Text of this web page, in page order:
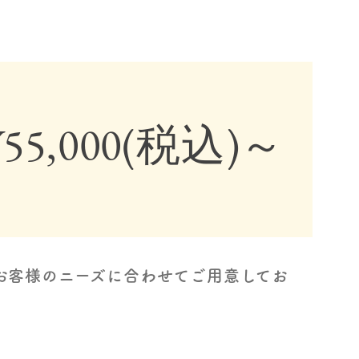
税込)～
様のニーズに合わせてご用意してお